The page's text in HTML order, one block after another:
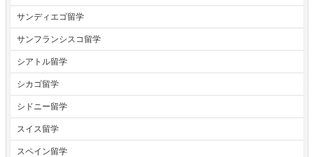
サンディエゴ留学
サンフランシスコ留学
シアトル留学
シカゴ留学
シドニー留学
スイス留学
スペイン留学